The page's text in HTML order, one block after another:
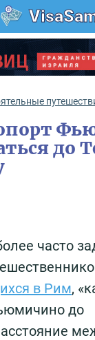
до
часто
в Рим,
до